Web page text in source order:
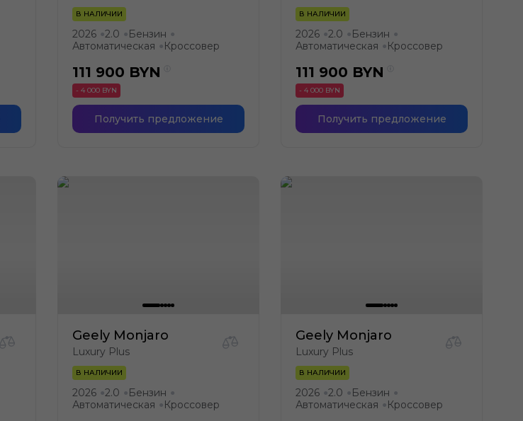
В НАЛИЧИИ
2026 ●2.0 ● Бензин ●
Автоматическая ● Кроссовер
111 900 BYN
- 4 000 BYN
Получить предложение
В НАЛИЧИИ
2026 ●2.0 ● Бензин ●
Автоматическая ● Кроссовер
111 900 BYN
- 4 000 BYN
Получить предложение
Geely Monjaro
Luxury Plus
В НАЛИЧИИ
2026 ●2.0 ● Бензин ●
Автоматическая ● Кроссовер
Geely Monjaro
Luxury Plus
В НАЛИЧИИ
2026 ●2.0 ● Бензин ●
Автоматическая ● Кроссовер